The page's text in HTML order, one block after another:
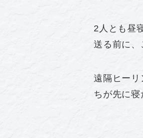
2人とも昼
送る前に、
遠隔ヒー
ちが先に寝